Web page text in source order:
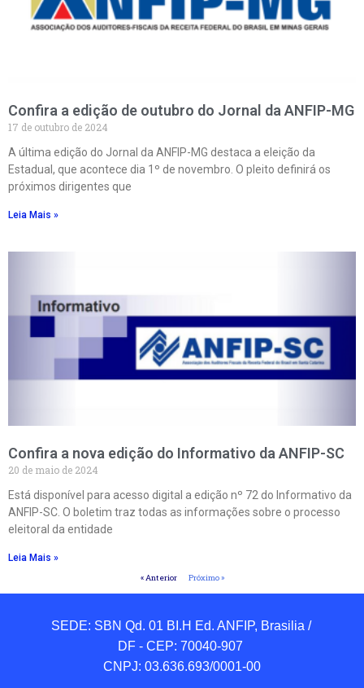
Confira a edição de outubro do Jornal da ANFIP-MG
17 de outubro de 2024
A última edição do Jornal da ANFIP-MG destaca a eleição da
Estadual, que acontece dia 1º de novembro. O pleito definirá os
próximos dirigentes que
Leia Mais »
Confira a nova edição do Informativo da ANFIP-SC
20 de maio de 2024
Está disponível para acesso digital a edição nº 72 do Informativo da
ANFIP-SC. O boletim traz todas as informações sobre o processo
eleitoral da entidade
Leia Mais »
« Anterior Próximo »
SEDE: SBN Qd. 01 BI.H Ed. ANFIP, Brasilia /
DF - CEP: 70040-907
CNPJ: 03.636.693/0001-00